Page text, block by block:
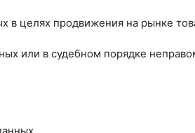
в целях продвижения на рынке
или в судебном порядке